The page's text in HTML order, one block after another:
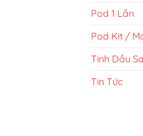
Pod 1 Lần
Pod Kit /
Tinh Dầu
Tin Tức